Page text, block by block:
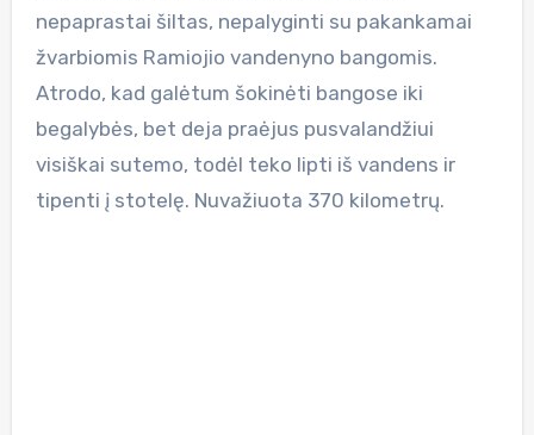
nepaprastai šiltas, nepalyginti su pakankamai
žvarbiomis Ramiojio vandenyno bangomis.
Atrodo, kad galėtum šokinėti bangose iki
begalybės, bet deja praėjus pusvalandžiui
visiškai sutemo, todėl teko lipti iš vandens ir
tipenti į stotelę. Nuvažiuota 370 kilometrų.